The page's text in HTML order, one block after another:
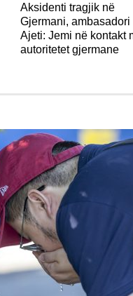
Aksidenti tragjik në
Gjermani, ambasadori
Ajeti: Jemi në kontakt
autoritetet gjermane